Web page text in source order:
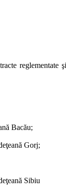
reglementate
Bacău;
Gorj;
Sibiu